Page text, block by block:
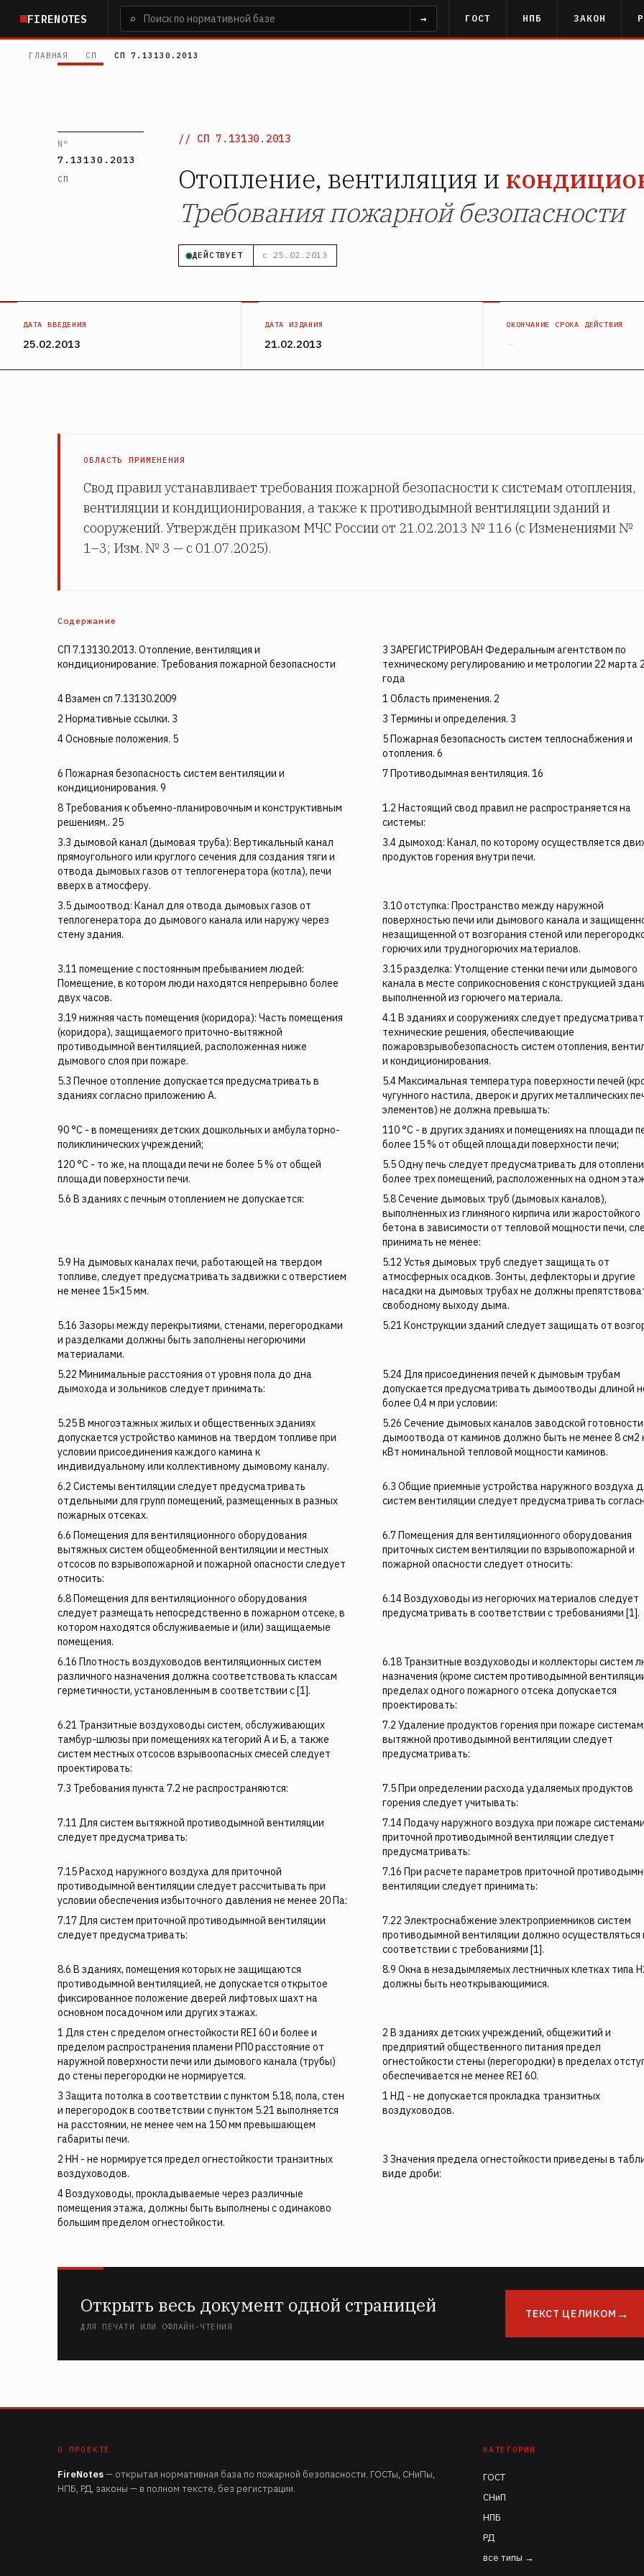
основному
содержанию
FIRENOTES ⌕ → ГОСТ НПБ ЗАКОН
ГЛАВНАЯ СП СП 7.13130.2013
N°
7.13130.2013
СП
СП 7.13130.2013
Отопление, вентиляция и
Требования пожарной безопасности
ДЕЙСТВУЕТ с 25.02.2013
ДАТА ВВЕДЕНИЯ
25.02.2013
ДАТА ИЗДАНИЯ
21.02.2013
ОКОНЧАНИЕ СРОКА ДЕЙСТВИЯ
—
ОБЛАСТЬ ПРИМЕНЕНИЯ
Свод правил устанавливает требования пожарной безопасности к системам отопления,
вентиляции и кондиционирования, а также к противодымной вентиляции зданий и
сооружений. Утверждён приказом МЧС России от 21.02.2013 № 116 (с Изменениями №
1–3; Изм. № 3 — с 01.07.2025).
Содержание
СП 7.13130.2013. Отопление, вентиляция и
кондиционирование. Требования пожарной безопасности
3 ЗАРЕГИСТРИРОВАН Федеральным агентством по
техническому регулированию и метрологии 22 марта
года
4 Взамен сп 7.13130.2009
1 Область применения. 2
2 Нормативные ссылки. 3
3 Термины и определения. 3
4 Основные положения. 5
5 Пожарная безопасность систем теплоснабжения и
отопления. 6
6 Пожарная безопасность систем вентиляции и
кондиционирования. 9
7 Противодымная вентиляция. 16
8 Требования к объемно-планировочным и конструктивным
решениям.. 25
1.2 Настоящий свод правил не распространяется на
системы:
3.3 дымовой канал (дымовая труба): Вертикальный канал
прямоугольного или круглого сечения для создания тяги и
отвода дымовых газов от теплогенератора (котла), печи
вверх в атмосферу.
3.4 дымоход: Канал, по которому осуществляется
продуктов горения внутри печи.
3.5 дымоотвод: Канал для отвода дымовых газов от
теплогенератора до дымового канала или наружу через
стену здания.
3.10 отступка: Пространство между наружной
поверхностью печи или дымового канала и
незащищенной от возгорания стеной или
горючих или трудногорючих материалов.
3.11 помещение с постоянным пребыванием людей:
Помещение, в котором люди находятся непрерывно более
двух часов.
3.15 разделка: Утолщение стенки печи или дымового
канала в месте соприкосновения с конструкцией
выполненной из горючего материала.
3.19 нижняя часть помещения (коридора): Часть помещения
(коридора), защищаемого приточно-вытяжной
противодымной вентиляцией, расположенная ниже
дымового слоя при пожаре.
4.1 В зданиях и сооружениях следует
технические решения, обеспечивающие
пожаровзрывобезопасность систем отопления,
и кондиционирования.
5.3 Печное отопление допускается предусматривать в
зданиях согласно приложению А.
5.4 Максимальная температура поверхности печей
чугунного настила, дверок и других металлических
элементов) не должна превышать:
90 °С - в помещениях детских дошкольных и амбулаторно-
поликлинических учреждений;
110 °С - в других зданиях и помещениях на площади
более 15 % от общей площади поверхности печи;
120 °С - то же, на площади печи не более 5 % от общей
площади поверхности печи.
5.5 Одну печь следует предусматривать для
более трех помещений, расположенных на одном
5.6 В зданиях с печным отоплением не допускается:
5.8 Сечение дымовых труб (дымовых каналов),
выполненных из глиняного кирпича или жаростойкого
бетона в зависимости от тепловой мощности печи,
принимать не менее:
5.9 На дымовых каналах печи, работающей на твердом
топливе, следует предусматривать задвижки с отверстием
не менее 15×15 мм.
5.12 Устья дымовых труб следует защищать от
атмосферных осадков. Зонты, дефлекторы и другие
насадки на дымовых трубах не должны
свободному выходу дыма.
5.16 Зазоры между перекрытиями, стенами, перегородками
и разделками должны быть заполнены негорючими
материалами.
5.21 Конструкции зданий следует защищать от
5.22 Минимальные расстояния от уровня пола до дна
дымохода и зольников следует принимать:
5.24 Для присоединения печей к дымовым трубам
допускается предусматривать дымоотводы длиной
более 0,4 м при условии:
5.25 В многоэтажных жилых и общественных зданиях
допускается устройство каминов на твердом топливе при
условии присоединения каждого камина к
индивидуальному или коллективному дымовому каналу.
5.26 Сечение дымовых каналов заводской
дымоотвода от каминов должно быть не менее 8 см2
кВт номинальной тепловой мощности каминов.
6.2 Системы вентиляции следует предусматривать
отдельными для групп помещений, размещенных в разных
пожарных отсеках.
6.3 Общие приемные устройства наружного воздуха
систем вентиляции следует предусматривать
6.6 Помещения для вентиляционного оборудования
вытяжных систем общеобменной вентиляции и местных
отсосов по взрывопожарной и пожарной опасности следует
относить:
6.7 Помещения для вентиляционного оборудования
приточных систем вентиляции по взрывопожарной и
пожарной опасности следует относить:
6.8 Помещения для вентиляционного оборудования
следует размещать непосредственно в пожарном отсеке, в
котором находятся обслуживаемые и (или) защищаемые
помещения.
6.14 Воздуховоды из негорючих материалов следует
предусматривать в соответствии с требованиями [1].
6.16 Плотность воздуховодов вентиляционных систем
различного назначения должна соответствовать классам
герметичности, установленным в соответствии с [1].
6.18 Транзитные воздуховоды и коллекторы систем
назначения (кроме систем противодымной
пределах одного пожарного отсека допускается
проектировать:
6.21 Транзитные воздуховоды систем, обслуживающих
тамбур-шлюзы при помещениях категорий А и Б, а также
систем местных отсосов взрывоопасных смесей следует
проектировать:
7.2 Удаление продуктов горения при пожаре
вытяжной противодымной вентиляции следует
предусматривать:
7.3 Требования пункта 7.2 не распространяются:
7.5 При определении расхода удаляемых продуктов
горения следует учитывать:
7.11 Для систем вытяжной противодымной вентиляции
следует предусматривать:
7.14 Подачу наружного воздуха при пожаре системами
приточной противодымной вентиляции следует
предусматривать:
7.15 Расход наружного воздуха для приточной
противодымной вентиляции следует рассчитывать при
условии обеспечения избыточного давления не менее 20 Па:
7.16 При расчете параметров приточной
вентиляции следует принимать:
7.17 Для систем приточной противодымной вентиляции
следует предусматривать:
7.22 Электроснабжение электроприемников систем
противодымной вентиляции должно осуществляться
соответствии с требованиями [1].
8.6 В зданиях, помещения которых не защищаются
противодымной вентиляцией, не допускается открытое
фиксированное положение дверей лифтовых шахт на
основном посадочном или других этажах.
8.9 Окна в незадымляемых лестничных клетках типа
должны быть неоткрывающимися.
1 Для стен с пределом огнестойкости REI 60 и более и
пределом распространения пламени РП0 расстояние от
наружной поверхности печи или дымового канала (трубы)
до стены перегородки не нормируется.
2 В зданиях детских учреждений, общежитий и
предприятий общественного питания предел
огнестойкости стены (перегородки) в пределах
обеспечивается не менее REI 60.
3 Защита потолка в соответствии с пунктом 5.18, пола, стен
и перегородок в соответствии с пунктом 5.21 выполняется
на расстоянии, не менее чем на 150 мм превышающем
габариты печи.
1 НД - не допускается прокладка транзитных
воздуховодов.
2 НН - не нормируется предел огнестойкости транзитных
воздуховодов.
3 Значения предела огнестойкости приведены в
виде дроби:
4 Воздуховоды, прокладываемые через различные
помещения этажа, должны быть выполнены с одинаково
большим пределом огнестойкости.
Открыть весь документ одной страницей
ДЛЯ ПЕЧАТИ ИЛИ ОФЛАЙН-ЧТЕНИЯ
ТЕКСТ ЦЕЛИКОМ
О ПРОЕКТЕ
FireNotes— открытая нормативная база по пожарной безопасности. ГОСТы, СНиПы,
НПБ, РД, законы — в полном тексте, без регистрации.
КАТЕГОРИИ
ГОСТ
СНиП
НПБ
РД
все типы →